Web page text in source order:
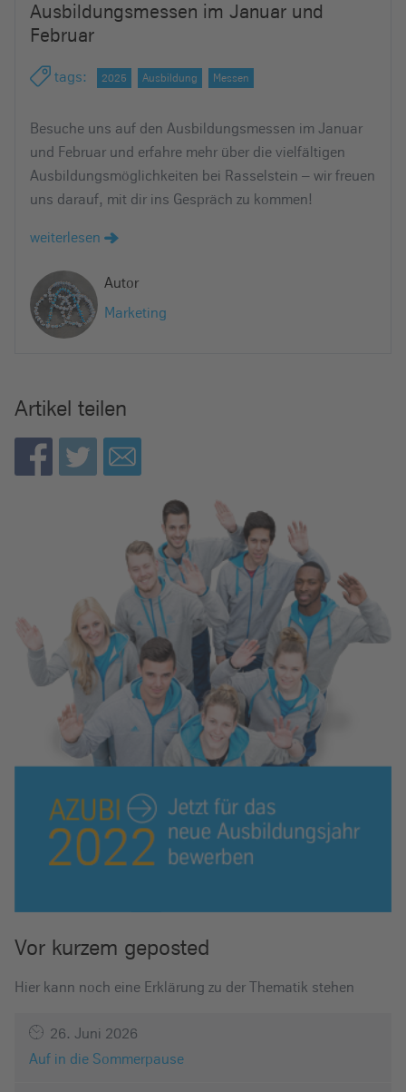
Ausbildungsmessen im Januar und
Februar
tags: 2025 Ausbildung Messen
Besuche uns auf den Ausbildungsmessen im Januar
und Februar und erfahre mehr über die vielfältigen
Ausbildungsmöglichkeiten bei Rasselstein – wir freuen
uns darauf, mit dir ins Gespräch zu kommen!
weiterlesen
Autor
Marketing
Artikel teilen
Vor kurzem geposted
Hier kann noch eine Erklärung zu der Thematik stehen
26. Juni 2026
Auf in die Sommerpause